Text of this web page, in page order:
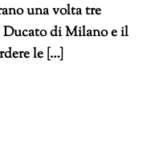
una volta tre
Ducato di Milano e il
le […]